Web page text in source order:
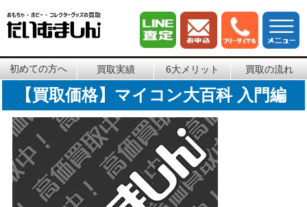
初めての方へ 買取実績 6大メリット 買取の流れ
【買取価格】マイコン大百科 入門編